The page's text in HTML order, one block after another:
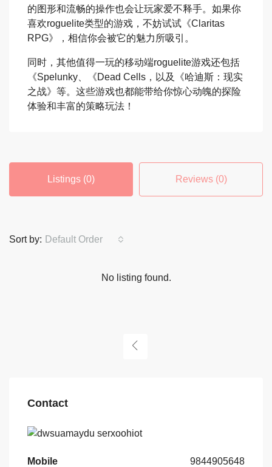
的图形和流畅的操作也会让玩家爱不释手。如果你
喜欢roguelite类型的游戏，不妨试试《Claritas
RPG》，相信你会被它的魅力所吸引。
同时，其他值得一玩的移动端roguelite游戏还包括
《Spelunky、《Dead Cells，以及《哈迪斯：现实
之战》等。这些游戏也都能带给你惊心动魄的探险
体验和丰富的策略玩法！
Listings (0) Reviews (0)
Sort by: Default Order
No listing found.
Contact
Mobile 9844905648